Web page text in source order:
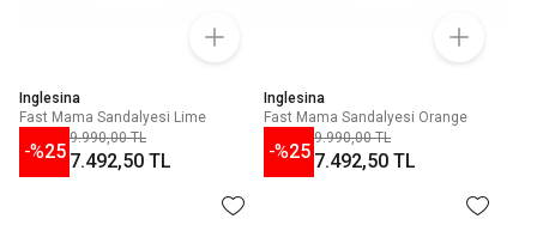
Inglesina
Fast Mama Sandalyesi Lime
-%25
9.990,00 TL
7.492,50 TL
Inglesina
Fast Mama Sandalyesi Orange
-%25
9.990,00 TL
7.492,50 TL